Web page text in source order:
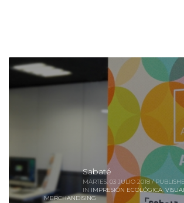
Sabaté
MARTES, 03 JULIO 2018 /
IN IMPRESIÓN ECOLÓGICA,
MERCHANDISING